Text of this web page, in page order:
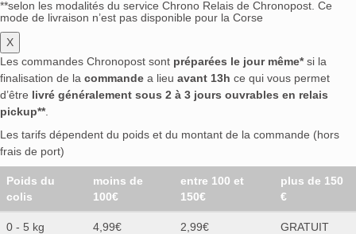
**selon les modalités du service Chrono Relais de Chronopost. Ce
mode de livraison n’est pas disponible pour la Corse
X
Les commandes Chronopost sont préparées le jour même*si la
finalisation de la commande a lieu avant 13h ce qui vous permet
d’être livré généralement sous 2 à 3 jours ouvrables en relais
pickup**.
Les tarifs dépendent du poids et du montant de la commande (hors
frais de port)
Poids du
colis
moins de
100€
entre 100 et
150€
plus de 150
€
0 - 5 kg 4,99€ 2,99€ GRATUIT